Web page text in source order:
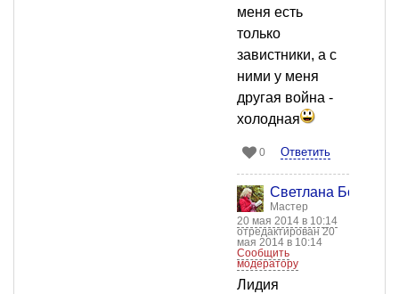
меня есть
только
завистники, а с
ними у меня
другая война -
холодная
0 Ответить
Светлана
Мастер
20 мая 2014 в 10:14
отредактирован 20
мая 2014 в 10:14
Сообщить
модератору
Лидия